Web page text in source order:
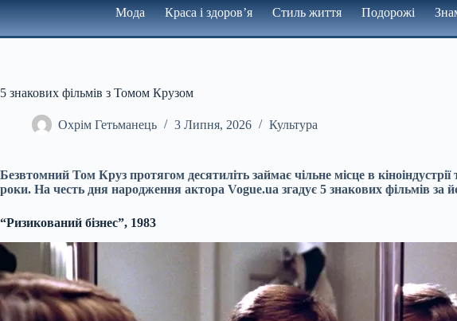
Мода Краса і здоров’я Стиль життя Подорожі
5 знакових фільмів з Томом Крузом
Охрім Гетьманець 3 Липня, 2026 Культура
Безвтомний Том Круз протягом десятиліть займає чільне місце в
роки. На честь дня народження актора Vogue.ua згадує 5 знакових фільмів за
“Ризикований бізнес”, 1983